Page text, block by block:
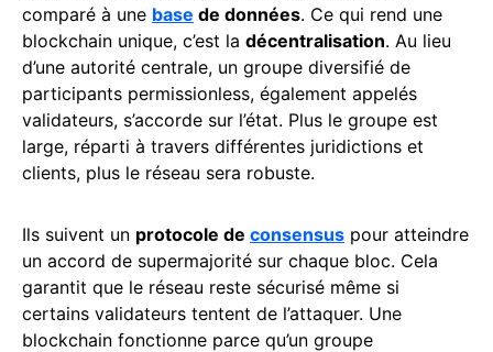
comparé à une base de données. Ce qui rend une
blockchain unique, c’est la décentralisation. Au lieu
d’une autorité centrale, un groupe diversifié de
participants permissionless, également appelés
validateurs, s’accorde sur l’état. Plus le groupe est
large, réparti à travers différentes juridictions et
clients, plus le réseau sera robuste.
Ils suivent un protocole de consensus pour atteindre
un accord de supermajorité sur chaque bloc. Cela
garantit que le réseau reste sécurisé même si
certains validateurs tentent de l’attaquer. Une
blockchain fonctionne parce qu’un groupe